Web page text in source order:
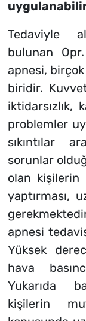
Tedaviyle
bulunan
apnesi,
biridir.
iktidarsızlık,
problemler
sıkıntılar
sorunlar
olan
yaptırması,
apnesi
Yüksek
hava
Yukarıda
kişilerin